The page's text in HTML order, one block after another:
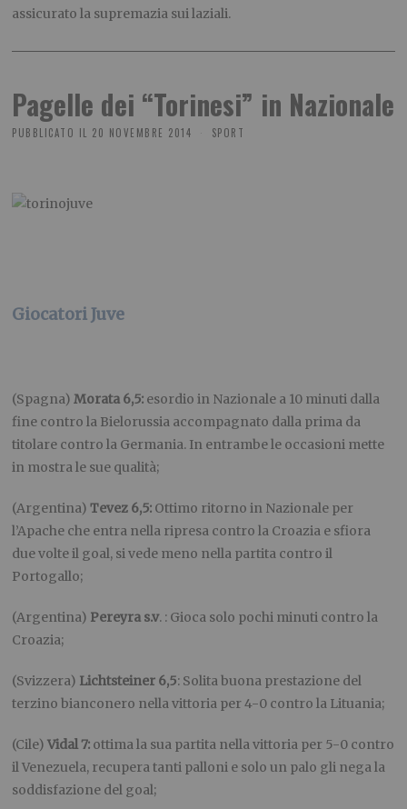
assicurato la supremazia sui laziali.
Pagelle dei “Torinesi” in Nazionale
PUBBLICATO IL 20 NOVEMBRE 2014 SPORT
Giocatori Juve
(Spagna) Morata 6,5: esordio in Nazionale a 10 minuti dalla
fine contro la Bielorussia accompagnato dalla prima da
titolare contro la Germania. In entrambe le occasioni mette
in mostra le sue qualità;
(Argentina)Tevez 6,5: Ottimo ritorno in Nazionale per
l’Apache che entra nella ripresa contro la Croazia e sfiora
due volte il goal, si vede meno nella partita contro il
Portogallo;
(Argentina) Pereyra s.v. : Gioca solo pochi minuti contro la
Croazia;
(Svizzera) Lichtsteiner 6,5: Solita buona prestazione del
terzino bianconero nella vittoria per 4-0 contro la Lituania;
(Cile)Vidal 7: ottima la sua partita nella vittoria per 5-0 contro
il Venezuela, recupera tanti palloni e solo un palo gli nega la
soddisfazione del goal;